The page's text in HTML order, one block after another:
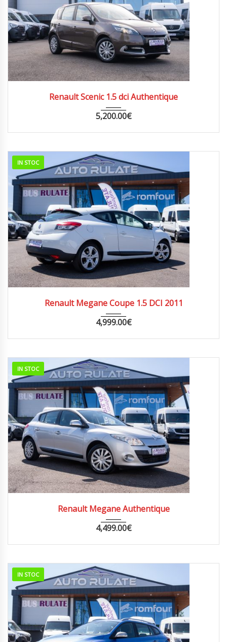
Renault Scenic 1.5 dci Authentique
5,200.00€
IN STOC
Renault Megane Coupe 1.5 DCI 2011
4,999.00€
IN STOC
Renault Megane Authentique
4,499.00€
IN STOC